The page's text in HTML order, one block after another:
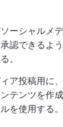
ーシャルメ
認できるよ
。
ア投稿用に
テンツを作
を使用する。